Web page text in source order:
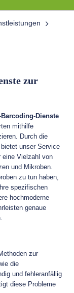
zur
Barcoding-Dienste
mithilfe
Durch die
unser Service
eine Vielzahl von
und Mikroben.
zu tun haben,
spezifischen
hochmoderne
genaue
zur
die
und fehleranfällig
diese Probleme